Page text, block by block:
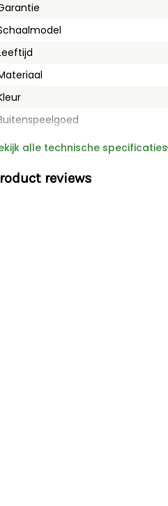
Geschikt voor buiten
Geschikt voor kinderen vanaf 3 jaar
Hoogwaardig kunststof
1:16
Merk alle technische specificaties
reviews